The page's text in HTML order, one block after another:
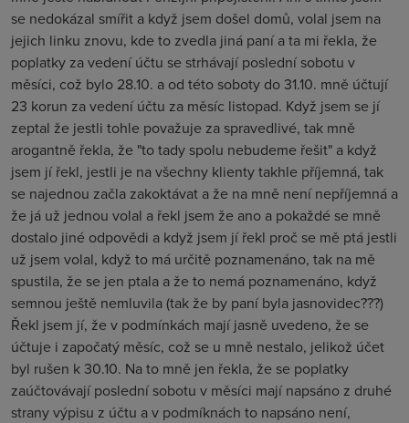
se nedokázal smířit a když jsem došel domů, volal jsem na
jejich linku znovu, kde to zvedla jiná paní a ta mi řekla, že
poplatky za vedení účtu se strhávají poslední sobotu v
měsíci, což bylo 28.10. a od této soboty do 31.10. mně účtují
23 korun za vedení účtu za měsíc listopad. Když jsem se jí
zeptal že jestli tohle považuje za spravedlivé, tak mně
arogantně řekla, že "to tady spolu nebudeme řešit" a když
jsem jí řekl, jestli je na všechny klienty takhle příjemná, tak
se najednou začla zakoktávat a že na mně není nepříjemná a
že já už jednou volal a řekl jsem že ano a pokaždé se mně
dostalo jiné odpovědi a když jsem jí řekl proč se mě ptá jestli
už jsem volal, když to má určitě poznamenáno, tak na mě
spustila, že se jen ptala a že to nemá poznamenáno, když
semnou ještě nemluvila (tak že by paní byla jasnovidec???)
Řekl jsem jí, že v podmínkách mají jasně uvedeno, že se
účtuje i započatý měsíc, což se u mně nestalo, jelikož účet
byl rušen k 30.10. Na to mně jen řekla, že se poplatky
zaúčtovávají poslední sobotu v měsíci mají napsáno z druhé
strany výpisu z účtu a v podmíknách to napsáno není,